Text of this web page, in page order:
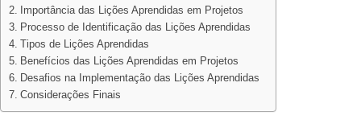
Importância das Lições Aprendidas em Projetos
Processo de Identificação das Lições Aprendidas
Tipos de Lições Aprendidas
Benefícios das Lições Aprendidas em Projetos
Desafios na Implementação das Lições Aprendidas
Considerações Finais